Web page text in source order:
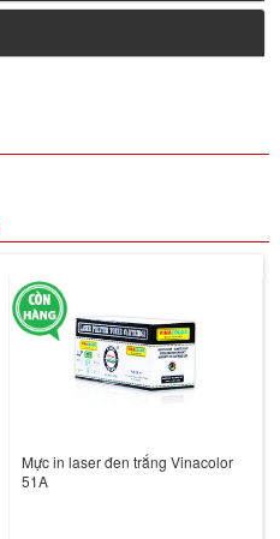
Mực in laser đen trắng Vinacolor
51A